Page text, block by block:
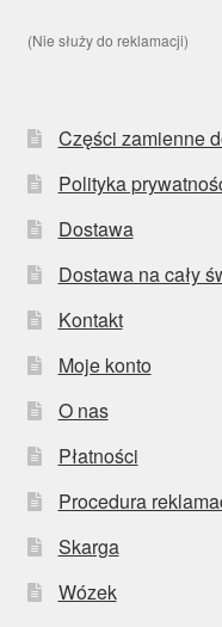
(Nie służy do reklamacji)
Części zamienne
Polityka
Dostawa
Dostawa na cały
Kontakt
Moje konto
O nas
Płatności
Procedura
Skarga
Wózek